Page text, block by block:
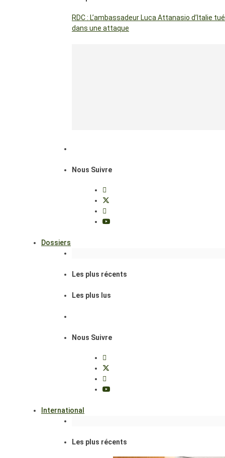
RDC : L’ambassadeur Luca Attanasio d’Italie tué
dans une attaque
Nous Suivre
Dossiers
Les plus récents
Les plus lus
Nous Suivre
International
Les plus récents